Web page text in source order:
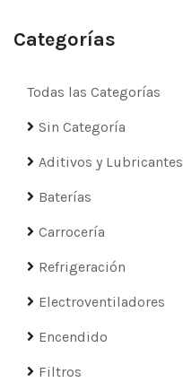
Categorías
Todas las Categorías
Sin Categoría
Aditivos y Lubricantes
Baterías
Carrocería
Refrigeración
Electroventiladores
Encendido
Filtros